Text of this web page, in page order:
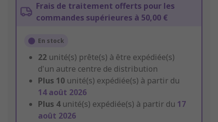
Frais de traitement offerts pour les
commandes supérieures à 50,00 €
En stock
22 unité(s) prête(s) à être expédiée(s)
d'un autre centre de distribution
Plus 10 unité(s) expédiée(s) à partir du
14 août 2026
Plus 4 unité(s) expédiée(s) à partir du 17
août 2026